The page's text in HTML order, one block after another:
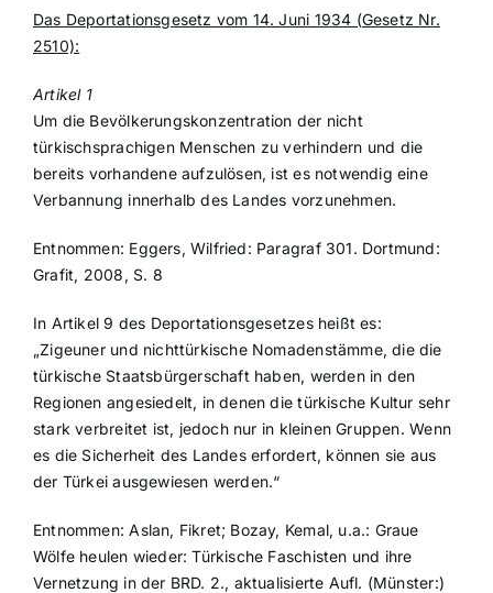
Das Deportationsgesetz vom 14. Juni 1934 (Gesetz Nr.
2510):
Artikel 1
Um die Bevölkerungskonzentration der nicht
türkischsprachigen Menschen zu verhindern und die
bereits vorhandene aufzulösen, ist es notwendig eine
Verbannung innerhalb des Landes vorzunehmen.
Entnommen: Eggers, Wilfried: Paragraf 301. Dortmund:
Grafit, 2008, S. 8
In Artikel 9 des Deportationsgesetzes heißt es:
„Zigeuner und nichttürkische Nomadenstämme, die die
türkische Staatsbürgerschaft haben, werden in den
Regionen angesiedelt, in denen die türkische Kultur sehr
stark verbreitet ist, jedoch nur in kleinen Gruppen. Wenn
es die Sicherheit des Landes erfordert, können sie aus
der Türkei ausgewiesen werden.“
Entnommen: Aslan, Fikret; Bozay, Kemal, u.a.: Graue
Wölfe heulen wieder: Türkische Faschisten und ihre
Vernetzung in der BRD. 2., aktualisierte Aufl. (Münster:)